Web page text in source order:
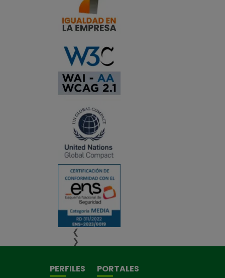
❮
❯
PERFILES
PORTALES